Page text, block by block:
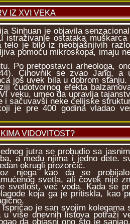
IZ XVI VEKA
Sinhuan je objavila
ostataka
je bilo iz neobjašnjivih
pomoću mikroskopa, imaju
Po pretpostavci arheologa,
Činovnik se zvao Jang, a
još uvek bila u dobrom
čudotvornog efekta
veku, umeo da upravlja
i sačuvavši neke ćelijske
pre 400 godina vladao
VIDOVITOST?
jutra se probudio sa
a među njima i jedno dete.
okrugli prozorčić.
njega kao da se
svetla, ali čovek nije
svetlost, već voda. Kada se
koja ga je pritiskla, kao
je san svojim kolegama
u više dnevnih listova potraži
da objasni ono što je